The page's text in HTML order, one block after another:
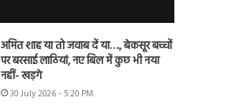
अमित शाह या तो जवाब दें या…., बेकसूर बच्चों
पर बरसाई लाठियां, नए बिल में कुछ भी नया
नहीं- खड़गे
30 July 2026 - 5:20 PM